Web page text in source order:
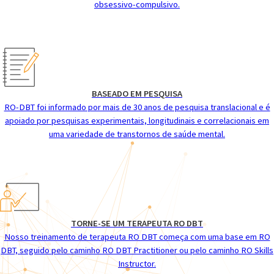
obsessivo-compulsivo.
BASEADO EM PESQUISA
RO-DBT foi informado por mais de 30 anos de pesquisa translacional e é
apoiado por pesquisas experimentais, longitudinais e correlacionais em
uma variedade de transtornos de saúde mental.
TORNE-SE UM TERAPEUTA RO DBT
Nosso treinamento de terapeuta RO DBT começa com uma base em RO
DBT, seguido pelo caminho RO DBT Practitioner ou pelo caminho RO Skills
Instructor.